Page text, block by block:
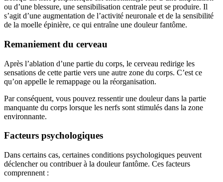
ou d’une blessure, une sensibilisation centrale peut se produire. Il
s’agit d’une augmentation de l’activité neuronale et de la sensibilité
de la moelle épinière, ce qui entraîne une douleur fantôme.
Remaniement du cerveau
Après l’ablation d’une partie du corps, le cerveau redirige les
sensations de cette partie vers une autre zone du corps. C’est ce
qu’on appelle le remappage ou la réorganisation.
Par conséquent, vous pouvez ressentir une douleur dans la partie
manquante du corps lorsque les nerfs sont stimulés dans la zone
environnante.
Facteurs psychologiques
Dans certains cas, certaines conditions psychologiques peuvent
déclencher ou contribuer à la douleur fantôme. Ces facteurs
comprennent :